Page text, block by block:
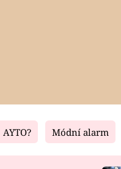
Living
AYTO? Módní alarm